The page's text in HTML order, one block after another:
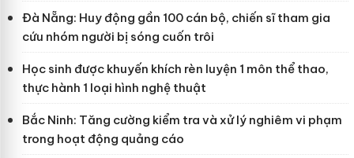
Đà Nẵng: Huy động gần 100 cán bộ, chiến sĩ tham gia
cứu nhóm người bị sóng cuốn trôi
Học sinh được khuyến khích rèn luyện 1 môn thể thao,
thực hành 1 loại hình nghệ thuật
Bắc Ninh: Tăng cường kiểm tra và xử lý nghiêm vi phạm
trong hoạt động quảng cáo